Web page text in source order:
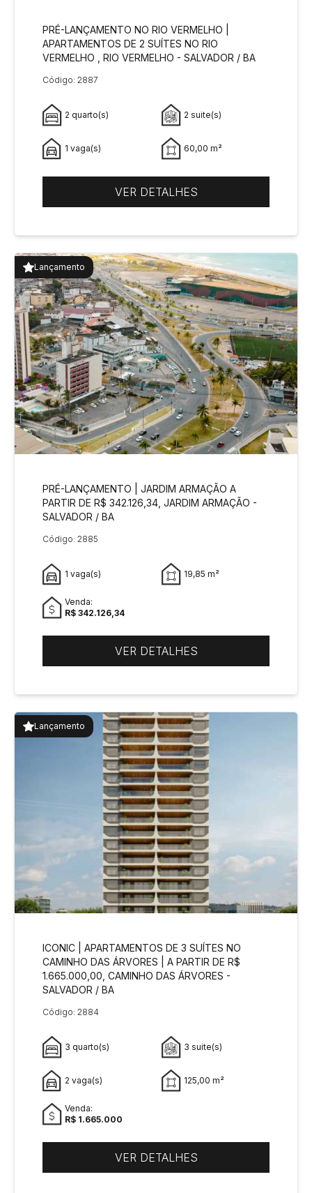
PRÉ-LANÇAMENTO NO RIO VERMELHO |
APARTAMENTOS DE 2 SUÍTES NO RIO
VERMELHO , RIO VERMELHO - SALVADOR / BA
Código: 2887
2 quarto(s) 2 suite(s)
1 vaga(s) 60,00 m²
VER DETALHES
Lançamento
PRÉ-LANÇAMENTO | JARDIM ARMAÇÃO A
PARTIR DE R$ 342.126,34, JARDIM ARMAÇÃO -
SALVADOR / BA
Código: 2885
1 vaga(s) 19,85 m²
Venda:
R$ 342.126,34
VER DETALHES
Lançamento
ICONIC | APARTAMENTOS DE 3 SUÍTES NO
CAMINHO DAS ÁRVORES | A PARTIR DE R$
1.665.000,00, CAMINHO DAS ÁRVORES -
SALVADOR / BA
Código: 2884
3 quarto(s) 3 suite(s)
2 vaga(s) 125,00 m²
Venda:
R$ 1.665.000
VER DETALHES